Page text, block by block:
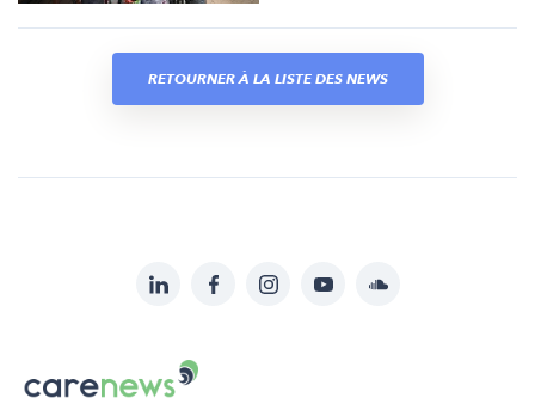
RETOURNER À LA LISTE DES NEWS
sur:
LinkedInFacebookInstagramYouTubeSoundcloud
Carenews,
Le